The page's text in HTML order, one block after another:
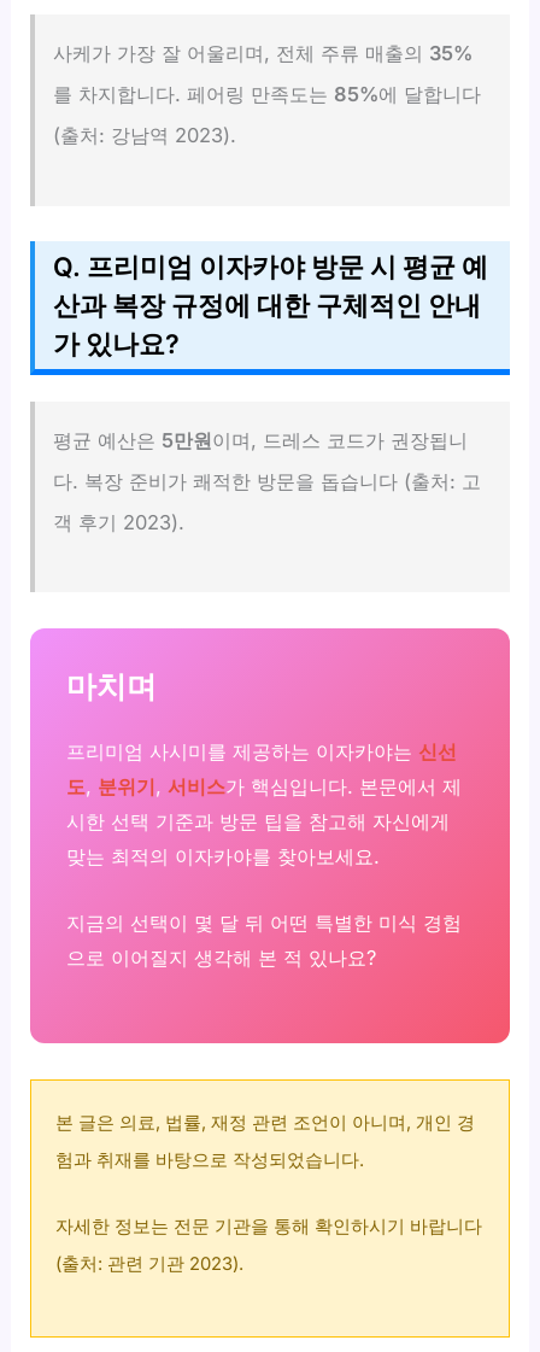
사케가 가장 잘 어울리며, 전체 주류 매출의 35%
를 차지합니다. 페어링 만족도는 85%에 달합니다
(출처: 강남역 2023).
Q. 프리미엄 이자카야 방문 시 평균 예
산과 복장 규정에 대한 구체적인 안내
가 있나요?
평균 예산은 5만원이며, 드레스 코드가 권장됩니
다. 복장 준비가 쾌적한 방문을 돕습니다 (출처: 고
객 후기 2023).
마치며
프리미엄 사시미를 제공하는 이자카야는 신선
도, 분위기,서비스가 핵심입니다. 본문에서 제
시한 선택 기준과 방문 팁을 참고해 자신에게
맞는 최적의 이자카야를 찾아보세요.
지금의 선택이 몇 달 뒤 어떤 특별한 미식 경험
으로 이어질지 생각해 본 적 있나요?
본 글은 의료, 법률, 재정 관련 조언이 아니며, 개인 경
험과 취재를 바탕으로 작성되었습니다.
자세한 정보는 전문 기관을 통해 확인하시기 바랍니다
(출처: 관련 기관 2023).